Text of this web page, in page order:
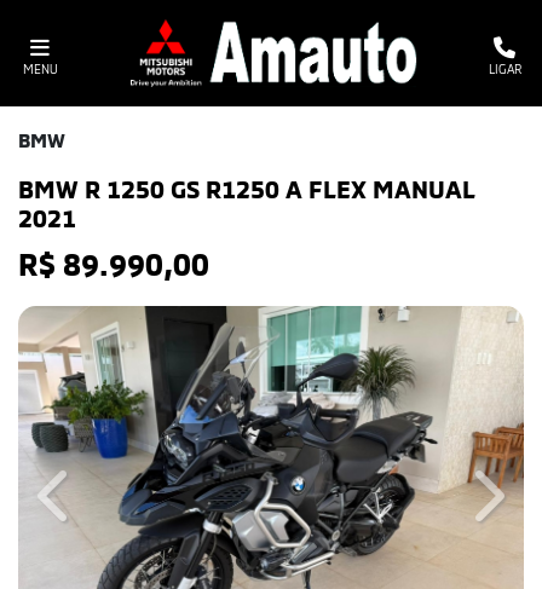
MENU LIGAR
BMW
BMW R 1250 GS R1250 A FLEX MANUAL
2021
R$ 89.990,00
Previous Next